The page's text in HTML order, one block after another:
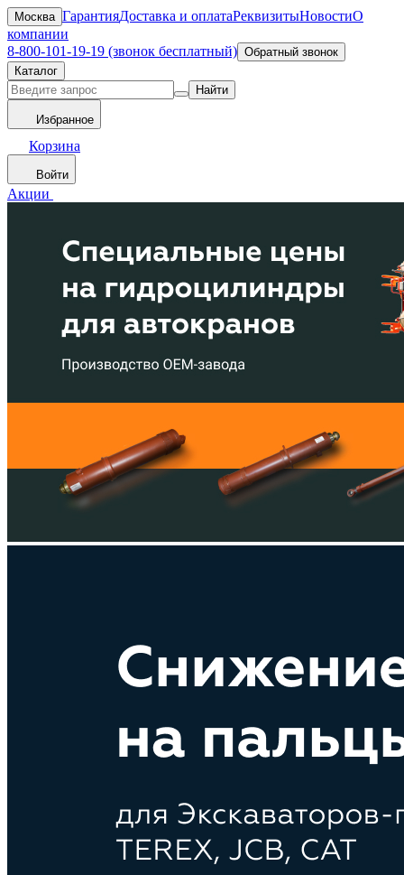
Москва ГарантияДоставка и оплатаРеквизитыНовостиО
компании
8-800-101-19-19 (звонок бесплатный) Обратный звонок
Каталог
Найти
Избранное
Корзина
Войти
Акции